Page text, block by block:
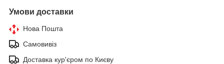
Умови доставки
Нова Пошта
Самовивіз
Доставка кур'єром по Києву